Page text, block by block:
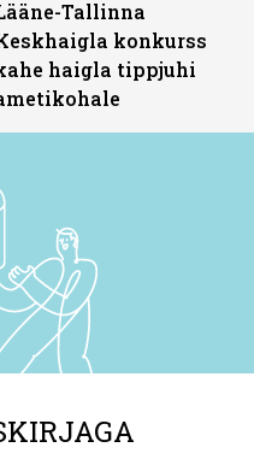
Tallinna
konkurss
haigla tippjuhi